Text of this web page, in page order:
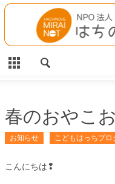
CLOSE
HOME
施設案内
相談事業
MAP
春のおやこ
お知らせ こどもはっちブロ
こんにちは❢